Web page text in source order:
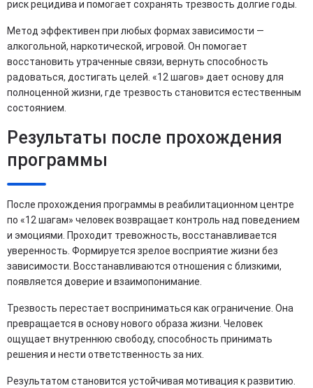
риск рецидива и помогает сохранять трезвость долгие годы.
Метод эффективен при любых формах зависимости —
алкогольной, наркотической, игровой. Он помогает
восстановить утраченные связи, вернуть способность
радоваться, достигать целей. «12 шагов» дает основу для
полноценной жизни, где трезвость становится естественным
состоянием.
Результаты после прохождения
программы
После прохождения программы в реабилитационном центре
по «12 шагам» человек возвращает контроль над поведением
и эмоциями. Проходит тревожность, восстанавливается
уверенность. Формируется зрелое восприятие жизни без
зависимости. Восстанавливаются отношения с близкими,
появляется доверие и взаимопонимание.
Трезвость перестает восприниматься как ограничение. Она
превращается в основу нового образа жизни. Человек
ощущает внутреннюю свободу, способность принимать
решения и нести ответственность за них.
Результатом становится устойчивая мотивация к развитию.